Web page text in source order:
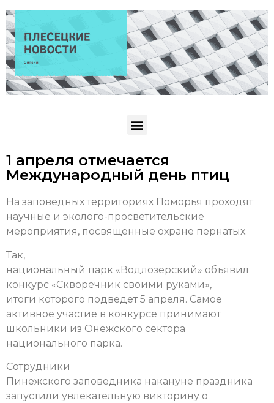
1 апреля отмечается
Международный день птиц
На заповедных территориях Поморья проходят
научные и эколого-просветительские
мероприятия, посвященные охране пернатых.
Так,
национальный парк «Водлозерский» объявил
конкурс «Скворечник своими руками»,
итоги которого подведет 5 апреля. Самое
активное участие в конкурсе принимают
школьники из Онежского сектора
национального парка.
Сотрудники
Пинежского заповедника накануне праздника
запустили увлекательную викторину о